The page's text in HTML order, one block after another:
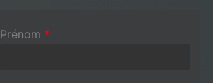
Prénom *